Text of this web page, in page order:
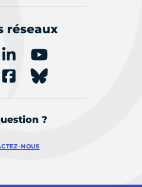
réseaux
?
NOUS